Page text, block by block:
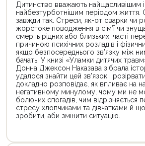
Дитинство вважають найщасливішим і
найбезтурботнішим періодом життя.
завжди так. Стреси, як-от сварки чи
жорстоке поводження в сім’ї чи
смерть рідних або близьких, часті
причиною психічних розладів і
якщо безпосереднього зв’язку між
бачать. У книзі «Уламки дитячих
Донна Джексон Наказава зібрала
удалося знайти цей зв’язок і
докладно розповідає, як впливає на
негативному минулому, чому ми не
болючих спогадів, чим відрізняється
стресу хлопчиками та дівчатками й
зробити, аби змінити ситуацію.
товар
товар